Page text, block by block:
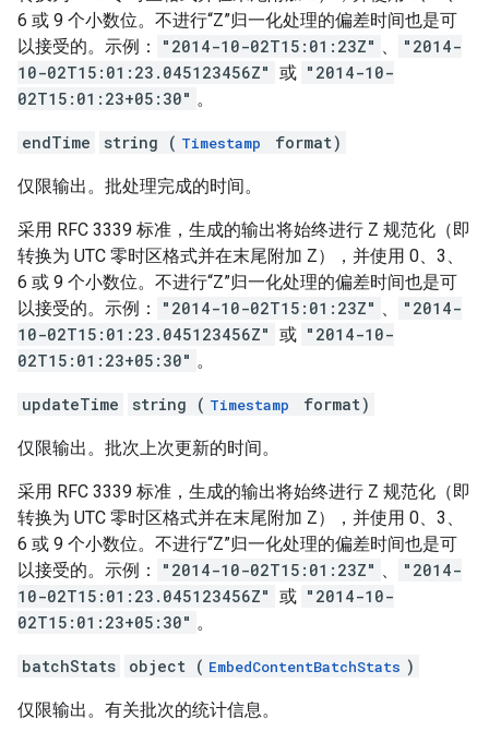
6 或 9 个小数位。不进行“Z”归一化处理的偏差时间也是可
以接受的。示例：
"2014-10-02T15:01:23Z" 、
"2014-
10-02T15:01:23.045123456Z" 或 "2014-10-
02T15:01:23+05:30" 。
endTime string ( Timestamp format)
仅限输出。批处理完成的时间。
采用 RFC 3339 标准，生成的输出将始终进行 Z 规范化（即
转换为 UTC 零时区格式并在末尾附加 Z），并使用 0、3、
6 或 9 个小数位。不进行“Z”归一化处理的偏差时间也是可
以接受的。示例：
"2014-10-02T15:01:23Z" 、
"2014-
10-02T15:01:23.045123456Z" 或 "2014-10-
02T15:01:23+05:30" 。
updateTime string ( Timestamp format)
仅限输出。批次上次更新的时间。
采用 RFC 3339 标准，生成的输出将始终进行 Z 规范化（即
转换为 UTC 零时区格式并在末尾附加 Z），并使用 0、3、
6 或 9 个小数位。不进行“Z”归一化处理的偏差时间也是可
以接受的。示例：
"2014-10-02T15:01:23Z" 、
"2014-
10-02T15:01:23.045123456Z" 或 "2014-10-
02T15:01:23+05:30" 。
batchStats object ( EmbedContentBatchStats )
仅限输出。有关批次的统计信息。